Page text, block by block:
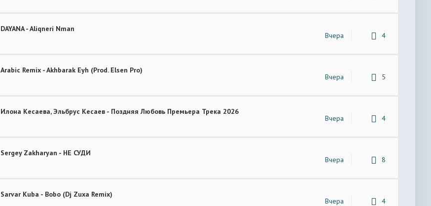
DAYANA - Aliqneri Nman
Вчера 4
Arabic Remix - Akhbarak Eyh (Prod. Elsen Pro)
Вчера 5
Илона Кесаева, Эльбрус Кесаев - Поздняя Любовь Премьера Трека 2026
Вчера 4
Sergey Zakharyan - НЕ СУДИ
Вчера 8
Sarvar Kuba - Bobo (Dj Zuxa Remix)
Вчера 4